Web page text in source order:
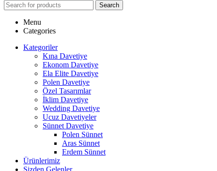
Search
Menu
Categories
Kategoriler
Kına Davetiye
Ekonom Davetiye
Ela Elite Davetiye
Polen Davetiye
Özel Tasarımlar
İklim Davetiye
Wedding Davetiye
Ucuz Davetiyeler
Sünnet Davetiye
Polen Sünnet
Aras Sünnet
Erdem Sünnet
Ürünlerimiz
Sizden Gelenler